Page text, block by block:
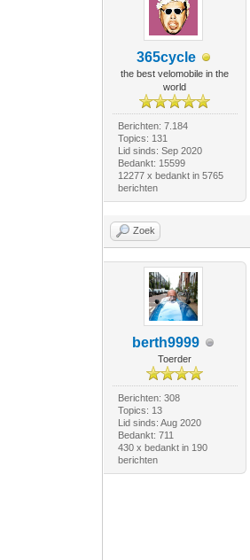
365cycle
the best velomobile in the
world
Berichten: 7.184
Topics: 131
Lid sinds: Sep 2020
Bedankt: 15599
12277 x bedankt in 5765
berichten
Zoek
berth9999
Toerder
Berichten: 308
Topics: 13
Lid sinds: Aug 2020
Bedankt: 711
430 x bedankt in 190
berichten